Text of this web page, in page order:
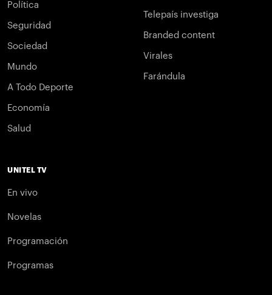
Política
Seguridad
Sociedad
Mundo
A Todo Deporte
Economía
Salud
Telepaís investiga
Branded content
Virales
Farándula
UNITEL TV
En vivo
Novelas
Programación
Programas